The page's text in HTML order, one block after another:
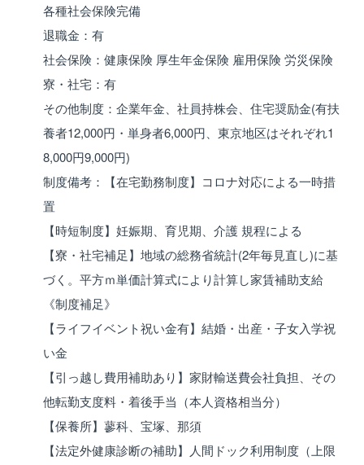
各種社会保険完備
退職金：有
社会保険：健康保険 厚生年金保険 雇用保険 労災保険
寮・社宅：有
その他制度：企業年金、社員持株会、住宅奨励金(有扶
養者12,000円・単身者6,000円、東京地区はそれぞれ1
8,000円9,000円)
制度備考：【在宅勤務制度】コロナ対応による一時措
置
【時短制度】妊娠期、育児期、介護 規程による
【寮・社宅補足】地域の総務省統計(2年毎見直し)に基
づく。平方ｍ単価計算式により計算し家賃補助支給
《制度補足》
【ライフイベント祝い金有】結婚・出産・子女入学祝
い金
【引っ越し費用補助あり】家財輸送費会社負担、その
他転勤支度料・着後手当（本人資格相当分）
【保養所】蓼科、宝塚、那須
【法定外健康診断の補助】人間ドック利用制度（上限